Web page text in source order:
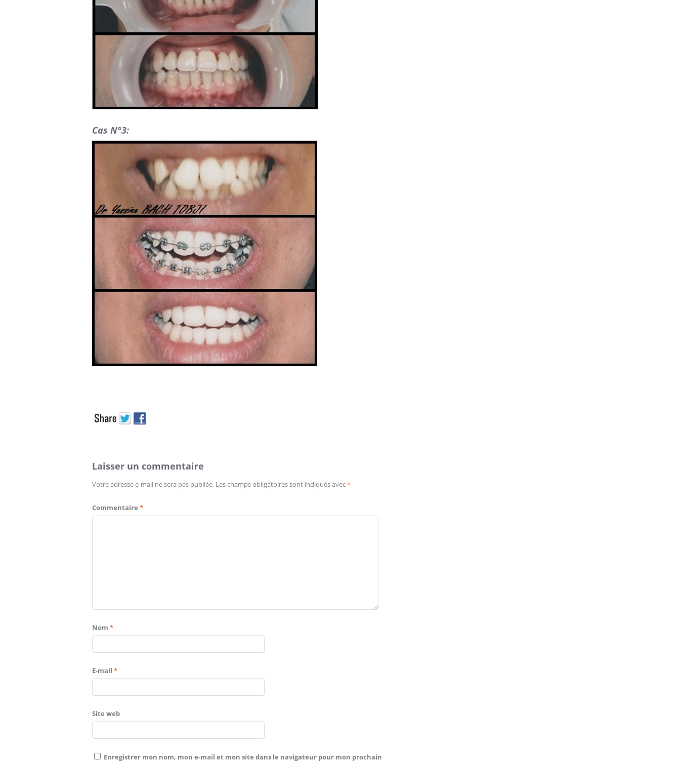
Cas N°3:
Laisser un commentaire
Votre adresse e-mail ne sera pas publiée. Les champs obligatoires sont indiqués avec*
Commentaire *
Nom *
E-mail *
Site web
Enregistrer mon nom, mon e-mail et mon site dans le navigateur pour mon prochain